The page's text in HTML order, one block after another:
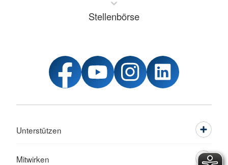
Stellenbörse
Unterstützen
Mitwirken